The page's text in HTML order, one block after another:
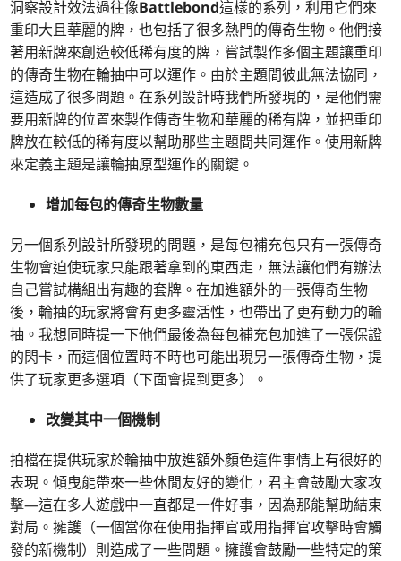
洞察設計效法過往像Battlebond這樣的系列，利用它們來
重印大且華麗的牌，也包括了很多熱門的傳奇生物。他們接
著用新牌來創造較低稀有度的牌，嘗試製作多個主題讓重印
的傳奇生物在輪抽中可以運作。由於主題間彼此無法協同，
這造成了很多問題。在系列設計時我們所發現的，是他們需
要用新牌的位置來製作傳奇生物和華麗的稀有牌，並把重印
牌放在較低的稀有度以幫助那些主題間共同運作。使用新牌
來定義主題是讓輪抽原型運作的關鍵。
增加每包的傳奇生物數量
另一個系列設計所發現的問題，是每包補充包只有一張傳奇
生物會迫使玩家只能跟著拿到的東西走，無法讓他們有辦法
自己嘗試構組出有趣的套牌。在加進額外的一張傳奇生物
後，輪抽的玩家將會有更多靈活性，也帶出了更有動力的輪
抽。我想同時提一下他們最後為每包補充包加進了一張保證
的閃卡，而這個位置時不時也可能出現另一張傳奇生物，提
供了玩家更多選項（下面會提到更多）。
改變其中一個機制
拍檔在提供玩家於輪抽中放進額外顏色這件事情上有很好的
表現。傾曳能帶來一些休閒友好的變化，君主會鼓勵大家攻
擊—這在多人遊戲中一直都是一件好事，因為那能幫助結束
對局。擁護（一個當你在使用指揮官或用指揮官攻擊時會觸
發的新機制）則造成了一些問題。擁護會鼓勵一些特定的策